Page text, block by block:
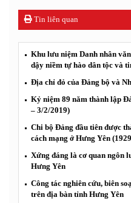
Tin liên quan
Khu lưu niệm Danh nhân
dậy niềm tự hào dân tộc và
Địa chỉ đỏ của Đảng bộ và
Kỷ niệm 89 năm thành lập
– 3/2/2019)
Chi bộ Đảng đầu tiên được
cách mạng ở Hưng Yên
Xứng đáng là cơ quan ngôn
Hưng Yên
Công tác nghiên cứu, biên
trên địa bàn tỉnh Hưng Yên